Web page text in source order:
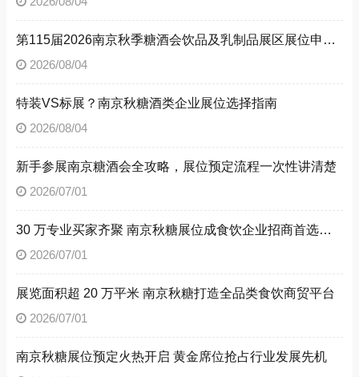
第115届2026南京秋季糖酒会饮品及乳制品展区展位申请技巧
2026/08/04
特装VS标展？南京秋糖酒类企业展位选择指南
2026/08/04
新手参展南京糖酒会全攻略，展位预定流程一次性讲清楚
2026/07/01
30 万专业买家齐聚 南京秋糖展位成食饮企业招商首选阵地
2026/07/01
展览面积超 20 万平米 南京秋糖打造全品类食饮商贸平台
2026/07/01
南京秋糖展位预定火热开启 黄金席位抢占行业发展先机